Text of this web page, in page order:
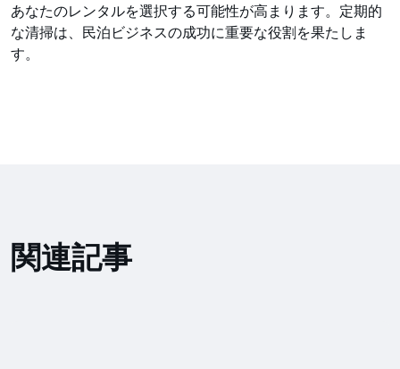
あなたのレンタルを選択する可能性が高まります。定期的
な清掃は、民泊ビジネスの成功に重要な役割を果たしま
す。
関連記事